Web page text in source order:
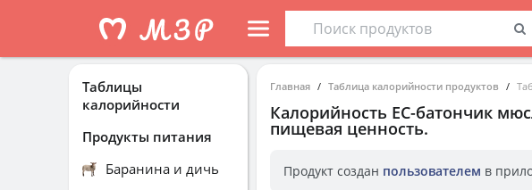
Главная Таблица калорийности продуктов
Калорийность ЕС-батончик
пищевая ценность.
Продукт создан пользователем в
Таблицы
калорийности
Продукты питания
Баранина и дичь